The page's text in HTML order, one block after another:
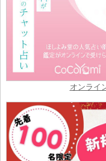
オンライ